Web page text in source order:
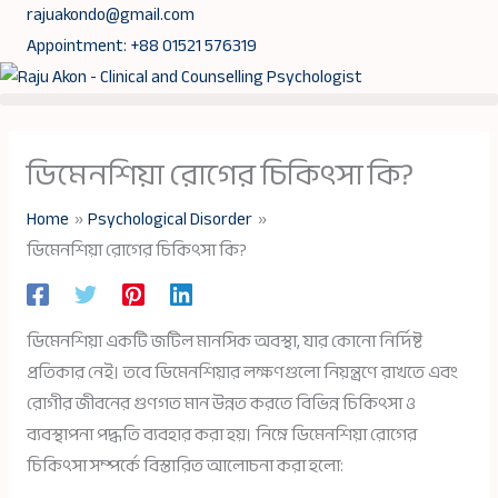
Skip
content
rajuakondo@gmail.com
Appointment: +88 01521 576319
ডিমেনশিয়া রোগের চিকিৎসা কি?
Home
Psychological Disorder
ডিমেনশিয়া রোগের চিকিৎসা কি?
ডিমেনশিয়া একটি জটিল মানসিক অবস্থা, যার কোনো নির্দিষ্ট
প্রতিকার নেই। তবে ডিমেনশিয়ার লক্ষণগুলো নিয়ন্ত্রণে রাখতে এবং
রোগীর জীবনের গুণগত মান উন্নত করতে বিভিন্ন চিকিৎসা ও
ব্যবস্থাপনা পদ্ধতি ব্যবহার করা হয়। নিম্নে ডিমেনশিয়া রোগের
চিকিৎসা সম্পর্কে বিস্তারিত আলোচনা করা হলো: